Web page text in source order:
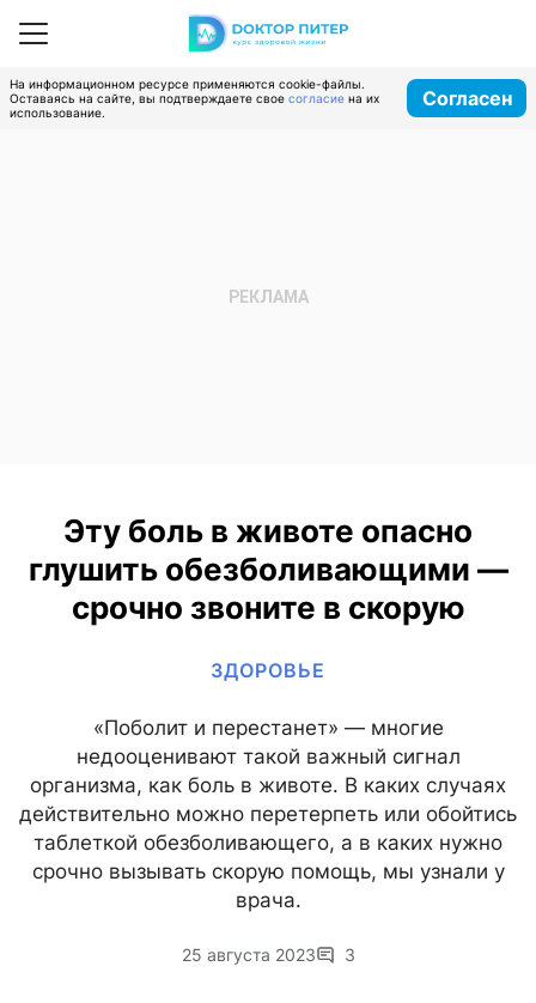
На информационном ресурсе применяются cookie-файлы.
Оставаясь на сайте, вы подтверждаете свое согласие на их
использование.
Согласен
Эту боль в животе опасно
глушить обезболивающими —
срочно звоните в скорую
ЗДОРОВЬЕ
«Поболит и перестанет» — многие
недооценивают такой важный сигнал
организма, как боль в животе. В каких случаях
действительно можно перетерпеть или обойтись
таблеткой обезболивающего, а в каких нужно
срочно вызывать скорую помощь, мы узнали у
врача.
25 августа 2023 3